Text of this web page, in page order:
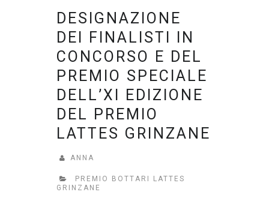
DESIGNAZIONE
DEI FINALISTI IN
CONCORSO E DEL
PREMIO SPECIALE
DELL’XI EDIZIONE
DEL PREMIO
LATTES GRINZANE
ANNA
PREMIO BOTTARI LATTES
GRINZANE